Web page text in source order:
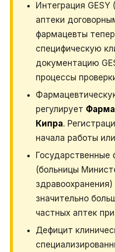
Интеграция
аптеки
фармацевты
специфическую
документацию
процессы
регулирует
Кипра.
начала работы
Государственные
(больницы
значительно
частных аптек
Дефицит